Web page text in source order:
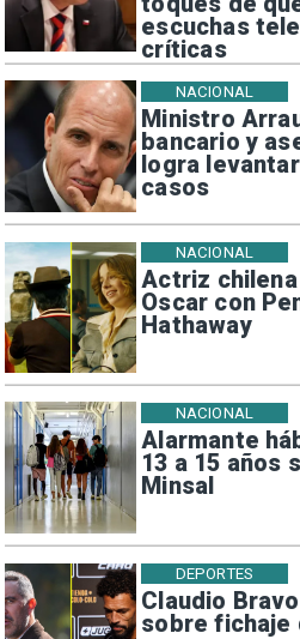
escuchas
críticas
Ministro
bancario y
logra
casos
NACIONAL
Actriz
Oscar con
Hathaway
NACIONAL
Alarmante
13 a 15 años
Minsal
NACIONAL
Claudio
sobre fichaje
DEPORTES